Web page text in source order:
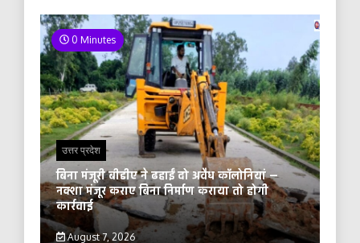
0 Minutes
उत्तर प्रदेश
बिना मंजूरी बीडीए ने ढहाईं दो अवैध कॉलोनियां —
नक्शा मंजूर कराए बिना निर्माण कराया तो होगी
कार्रवाई
August 7, 2026